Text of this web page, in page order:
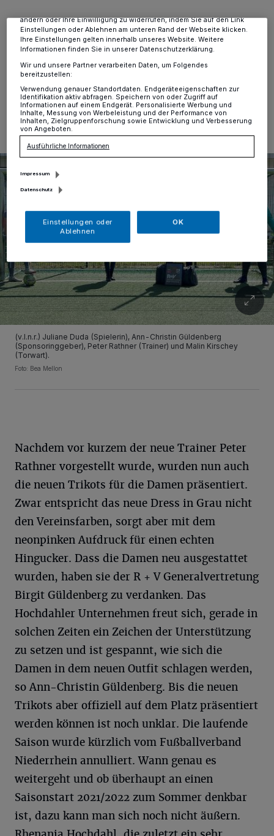
Hochdahl ·Trotz der anhaltenden Coronapandemie
gibt es Freude bei den Damen des SC Rhenania
Hochdahl.
26.04.2021 , 19:05 Uhr Eine Minute Lesezeit
(v.l.n.r.) Juliane Duda (Spielerin), Ann-Christin Güldenberg
(Sponsoringgeber), Peter Rathner (Trainer) und Malin Kirschey
(Torwart).
Foto: Bea Mellon
Nachdem vor kurzem der neue Trainer Peter
Rathner vorgestellt wurde, wurden nun auch
die neuen Trikots für die Damen präsentiert.
Zwar entspricht das neue Dress in Grau nicht
den Vereinsfarben, sorgt aber mit dem
neonpinken Aufdruck für einen echten
Hingucker. Dass die Damen neu ausgestattet
wurden, haben sie der R + V Generalvertretung
Birgit Güldenberg zu verdanken. Das
Hochdahler Unternehmen freut sich, gerade in
solchen Zeiten ein Zeichen der Unterstützung
zu setzen und ist gespannt, wie sich die
Damen in dem neuen Outfit schlagen werden,
so Ann-Christin Güldenberg. Bis die neuen
Trikots aber offiziell auf dem Platz präsentiert
werden können ist noch unklar. Die laufende
Saison wurde kürzlich vom Fußballverband
Niederrhein annulliert. Wann genau es
weitergeht und ob überhaupt an einen
Saisonstart 2021/2022 zum Sommer denkbar
ist, dazu kann man sich noch nicht äußern.
ändern oder Ihre Einwilligung zu widerrufen, indem Sie auf den Link
Einstellungen oder Ablehnen am unteren Rand der Webseite klicken.
Ihre Einstellungen gelten innerhalb unseres Website. Weitere
Informationen finden Sie in unserer Datenschutzerklärung.
Wir und unsere Partner verarbeiten Daten, um Folgendes
bereitzustellen:
Verwendung genauer Standortdaten. Endgeräteeigenschaften zur
Identifikation aktiv abfragen. Speichern von oder Zugriff auf
Informationen auf einem Endgerät. Personalisierte Werbung und
Inhalte, Messung von Werbeleistung und der Performance von
Inhalten, Zielgruppenforschung sowie Entwicklung und Verbesserung
von Angeboten.
Ausführliche Informationen
Impressum
Datenschutz
Einstellungen oder
Ablehnen
OK